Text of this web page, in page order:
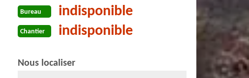
Bureau indisponible
Chantier indisponible
Nous localiser